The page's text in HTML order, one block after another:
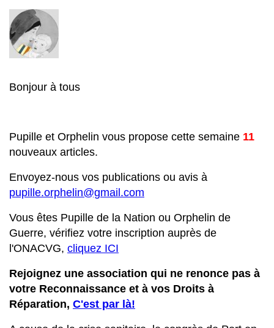
Bonjour à tous
Pupille et Orphelin vous propose cette semaine 11
nouveaux articles.
Envoyez-nous vos publications ou avis à
pupille.orphelin@gmail.com
Vous êtes Pupille de la Nation ou Orphelin de
Guerre, vérifiez votre inscription auprès de
l'ONACVG, cliquez ICI
Rejoignez une association qui ne renonce pas à
votre Reconnaissance et à vos Droits à
Réparation, C'est par là!